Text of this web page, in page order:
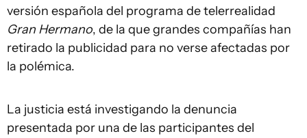
versión española del programa de telerrealidad
Gran Hermano, de la que grandes compañías han
retirado la publicidad para no verse afectadas por
la polémica.
La justicia está investigando la denuncia
presentada por una de las participantes del